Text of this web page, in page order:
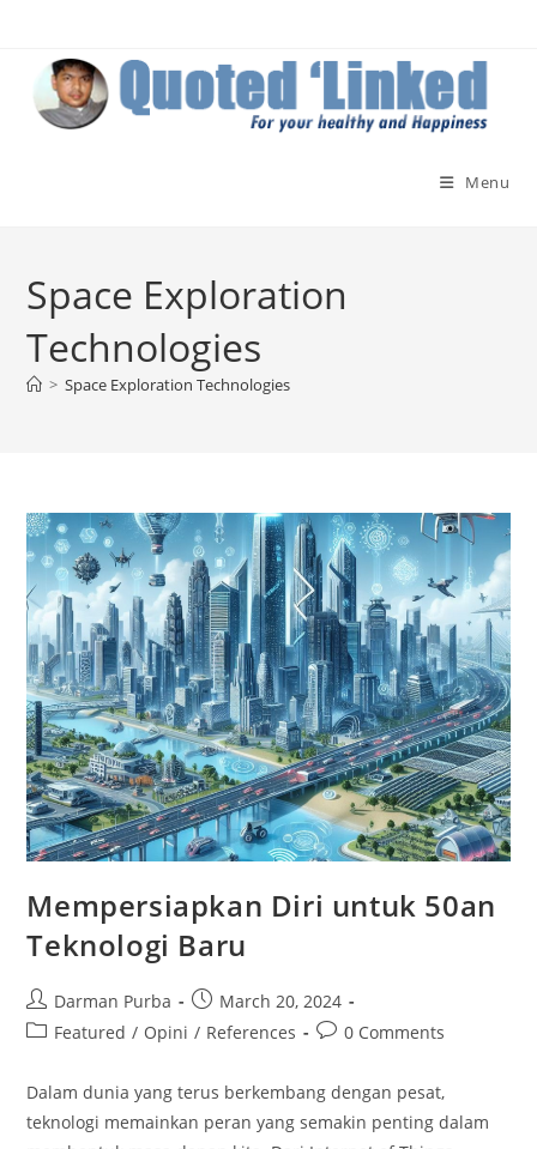
content
Menu
Space Exploration
Technologies
> Space Exploration Technologies
Mempersiapkan Diri untuk 50an
Teknologi Baru
Post
author:
Darman Purba
Post
published:
March 20, 2024
PostFeatured / Opini / References
Post0 Comments
Dalam dunia yang terus berkembang dengan pesat,
teknologi memainkan peran yang semakin penting dalam